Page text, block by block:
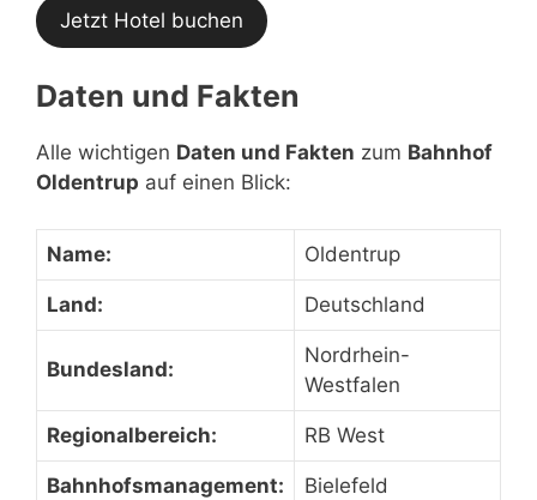
Jetzt Hotel buchen
Daten und Fakten
Alle wichtigen Daten und Fakten zum Bahnhof
Oldentrup auf einen Blick:
Name: Oldentrup
Land: Deutschland
Bundesland:
Nordrhein-
Westfalen
Regionalbereich: RB West
Bahnhofsmanagement: Bielefeld